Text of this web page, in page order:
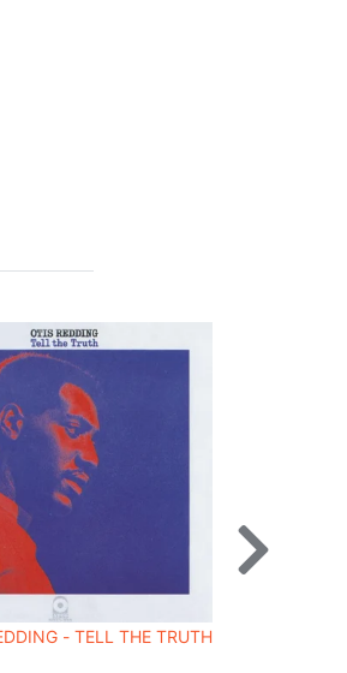
- TELL THE TRUTH